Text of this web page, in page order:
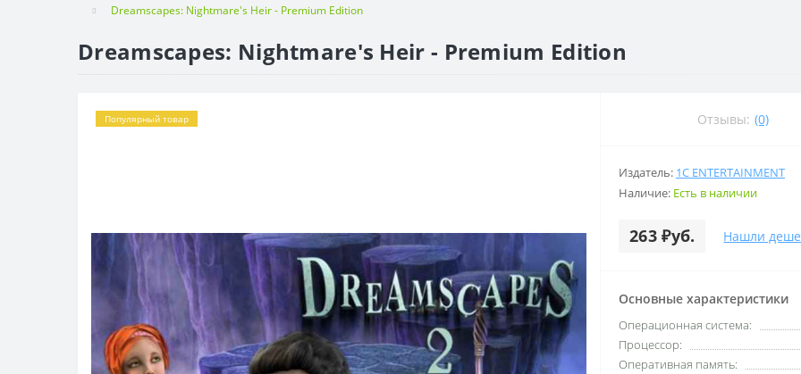
Dreamscapes: Nightmare's Heir - Premium Edition
Dreamscapes: Nightmare's Heir - Premium Edition
Популярный товар Отзывы: (0)
Издатель: 1C ENTERTAINMENT
Наличие: Есть в наличии
263 ₽уб. Нашли
Основные характеристики
Операционная система:
Процессор:
Оперативная память: